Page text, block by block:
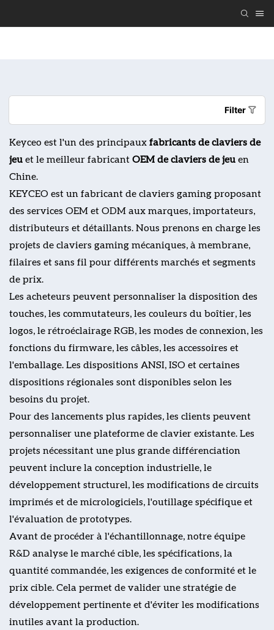
Filter
Keyceo est l'un des principaux fabricants de claviers de
jeu et le meilleur fabricant OEM de claviers de jeu en
Chine.
KEYCEO est un fabricant de claviers gaming proposant
des services OEM et ODM aux marques, importateurs,
distributeurs et détaillants. Nous prenons en charge les
projets de claviers gaming mécaniques, à membrane,
filaires et sans fil pour différents marchés et segments
de prix.
Les acheteurs peuvent personnaliser la disposition des
touches, les commutateurs, les couleurs du boîtier, les
logos, le rétroéclairage RGB, les modes de connexion, les
fonctions du firmware, les câbles, les accessoires et
l'emballage. Les dispositions ANSI, ISO et certaines
dispositions régionales sont disponibles selon les
besoins du projet.
Pour des lancements plus rapides, les clients peuvent
personnaliser une plateforme de clavier existante. Les
projets nécessitant une plus grande différenciation
peuvent inclure la conception industrielle, le
développement structurel, les modifications de circuits
imprimés et de micrologiciels, l'outillage spécifique et
l'évaluation de prototypes.
Avant de procéder à l'échantillonnage, notre équipe
R&D analyse le marché cible, les spécifications, la
quantité commandée, les exigences de conformité et le
prix cible. Cela permet de valider une stratégie de
développement pertinente et d'éviter les modifications
inutiles avant la production.